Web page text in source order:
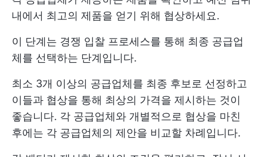
내에서 최고의 제품을 얻기 위해 협상하세요.
이 단계는 경쟁 입찰 프로세스를 통해 최종 공급업
체를 선택하는 단계입니다.
최소 3개 이상의 공급업체를 최종 후보로 선정하고
이들과 협상을 통해 최상의 가격을 제시하는 것이
좋습니다. 각 공급업체와 개별적으로 협상을 마친
후에는 각 공급업체의 제안을 비교할 차례입니다.